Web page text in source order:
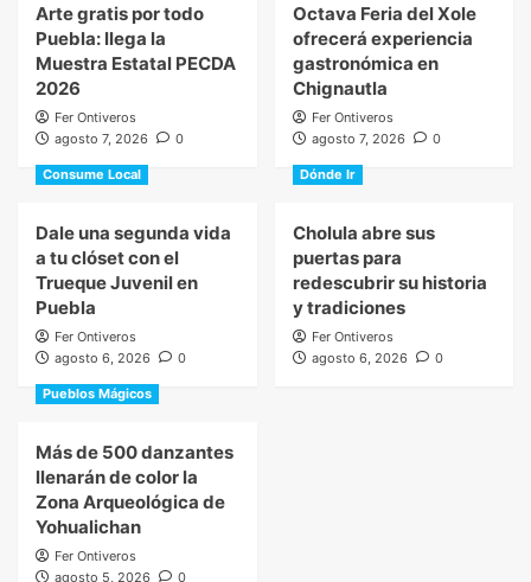
Arte gratis por todo
Puebla: llega la
Muestra Estatal PECDA
2026
Fer Ontiveros
agosto 7, 2026
0
Octava Feria del Xole
ofrecerá experiencia
gastronómica en
Chignautla
Fer Ontiveros
agosto 7, 2026
0
Consume Local
Dale una segunda vida
a tu clóset con el
Trueque Juvenil en
Puebla
Fer Ontiveros
agosto 6, 2026
0
Dónde Ir
Cholula abre sus
puertas para
redescubrir su historia
y tradiciones
Fer Ontiveros
agosto 6, 2026
0
Pueblos Mágicos
Más de 500 danzantes
llenarán de color la
Zona Arqueológica de
Yohualichan
Fer Ontiveros
agosto 5, 2026
0